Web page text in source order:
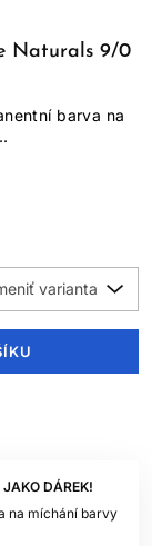
Naturals 9/0
barva na
DÁREK!
na míchání barvy